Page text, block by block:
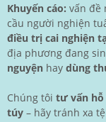
Khuyến cáo: vấn đề
cầu người nghiện
điều trị cai nghiện
địa phương đang
nguyện hay dùng
Chúng tôi tư vấn hỗ
túy – hãy tránh xa